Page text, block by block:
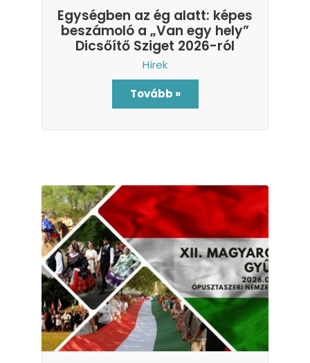
Egységben az ég alatt: képes
beszámoló a „Van egy hely”
Dicsőítő Sziget 2026-ról
Hírek
Tovább »